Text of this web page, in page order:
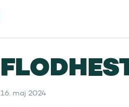
16. maj 2024